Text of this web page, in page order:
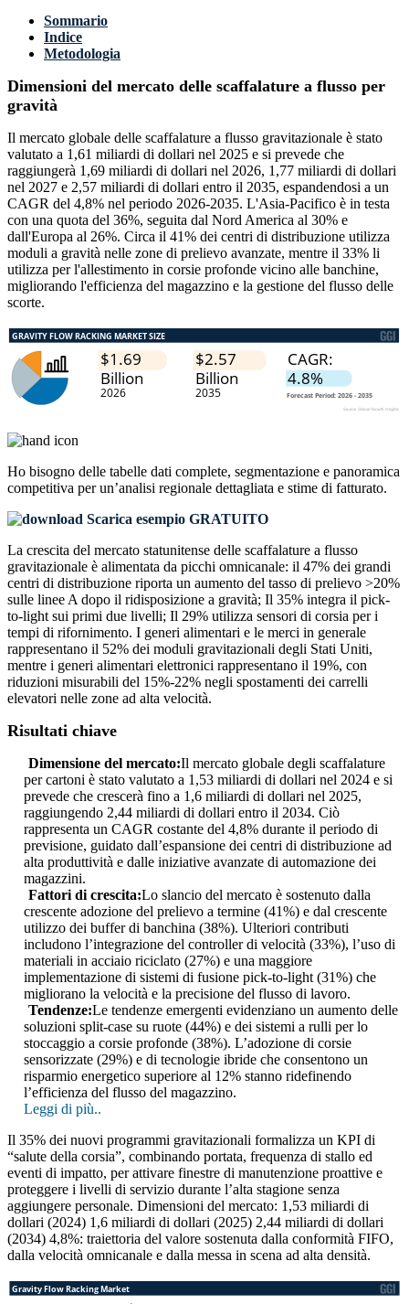
Sommario
Indice
Metodologia
Dimensioni del mercato delle scaffalature a flusso per
gravità
Il mercato globale delle scaffalature a flusso gravitazionale è stato
valutato a 1,61 miliardi di dollari nel 2025 e si prevede che
raggiungerà 1,69 miliardi di dollari nel 2026, 1,77 miliardi di dollari
nel 2027 e 2,57 miliardi di dollari entro il 2035, espandendosi a un
CAGR del 4,8% nel periodo 2026-2035. L'Asia-Pacifico è in testa
con una quota del 36%, seguita dal Nord America al 30% e
dall'Europa al 26%. Circa il 41% dei centri di distribuzione utilizza
moduli a gravità nelle zone di prelievo avanzate, mentre il 33% li
utilizza per l'allestimento in corsie profonde vicino alle banchine,
migliorando l'efficienza del magazzino e la gestione del flusso delle
scorte.
Ho bisogno delle tabelle dati complete, segmentazione e panoramica
competitiva per un’analisi regionale dettagliata e stime di fatturato.
Scarica esempio GRATUITO
La crescita del mercato statunitense delle scaffalature a flusso
gravitazionale è alimentata da picchi omnicanale: il 47% dei grandi
centri di distribuzione riporta un aumento del tasso di prelievo >20%
sulle linee A dopo il ridisposizione a gravità; Il 35% integra il pick-
to-light sui primi due livelli; Il 29% utilizza sensori di corsia per i
tempi di rifornimento. I generi alimentari e le merci in generale
rappresentano il 52% dei moduli gravitazionali degli Stati Uniti,
mentre i generi alimentari elettronici rappresentano il 19%, con
riduzioni misurabili del 15%-22% negli spostamenti dei carrelli
elevatori nelle zone ad alta velocità.
Risultati chiave
Dimensione del mercato:Il mercato globale degli scaffalature
per cartoni è stato valutato a 1,53 miliardi di dollari nel 2024 e si
prevede che crescerà fino a 1,6 miliardi di dollari nel 2025,
raggiungendo 2,44 miliardi di dollari entro il 2034. Ciò
rappresenta un CAGR costante del 4,8% durante il periodo di
previsione, guidato dall’espansione dei centri di distribuzione ad
alta produttività e dalle iniziative avanzate di automazione dei
magazzini.
Fattori di crescita:Lo slancio del mercato è sostenuto dalla
crescente adozione del prelievo a termine (41%) e dal crescente
utilizzo dei buffer di banchina (38%). Ulteriori contributi
includono l’integrazione del controller di velocità (33%), l’uso di
materiali in acciaio riciclato (27%) e una maggiore
implementazione di sistemi di fusione pick-to-light (31%) che
migliorano la velocità e la precisione del flusso di lavoro.
Tendenze:Le tendenze emergenti evidenziano un aumento delle
soluzioni split-case su ruote (44%) e dei sistemi a rulli per lo
stoccaggio a corsie profonde (38%). L’adozione di corsie
sensorizzate (29%) e di tecnologie ibride che consentono un
risparmio energetico superiore al 12% stanno ridefinendo
l’efficienza del flusso del magazzino.
Leggi di più..
Il 35% dei nuovi programmi gravitazionali formalizza un KPI di
“salute della corsia”, combinando portata, frequenza di stallo ed
eventi di impatto, per attivare finestre di manutenzione proattive e
proteggere i livelli di servizio durante l’alta stagione senza
aggiungere personale. Dimensioni del mercato: 1,53 miliardi di
dollari (2024) 1,6 miliardi di dollari (2025) 2,44 miliardi di dollari
(2034) 4,8%: traiettoria del valore sostenuta dalla conformità FIFO,
dalla velocità omnicanale e dalla messa in scena ad alta densità.